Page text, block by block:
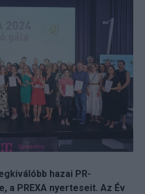
hazai PR-
a PREXA nyerteseit. Az Év